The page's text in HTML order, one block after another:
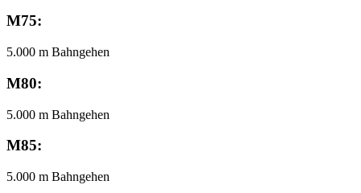
M75:
5.000 m Bahngehen
M80:
5.000 m Bahngehen
M85:
5.000 m Bahngehen